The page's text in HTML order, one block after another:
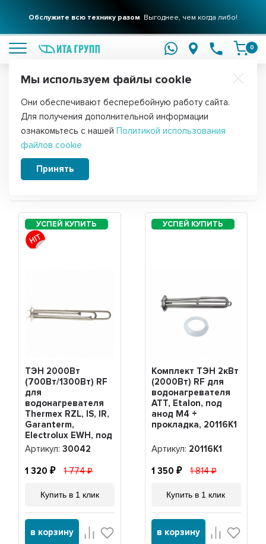
Обслужите всю технику разом Выгоднее, чем когда либо!
0
Главная
Запчасти для водонагревателя
Electrolux EWH 30 Interio
ТЭН 2000Вт
(700Вт/1300Вт) RF
для
водонагревателя
Thermex RZL, IS, IR,
Garanterm,
Electrolux EWH, под
анод М4, нерж,
30042
Артикул:30042
1 320 1 774
Купить в 1 клик
в корзину
Комплект ТЭН 2кВт
(2000Вт) RF для
водонагревателя
ATT, Etalon, под
анод М4 +
прокладка, 20116K1
Артикул: 20116K1
1 350 1 814
Купить в 1 клик
в корзину
Мы используем файлы cookie
Они обеспечивают бесперебойную работу сайта.
Для получения дополнительной информации
ознакомьтесь с нашей Политикой использования
файлов cookie
Принять